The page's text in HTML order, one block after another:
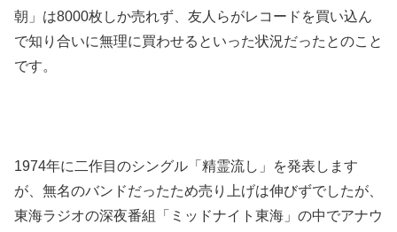
朝」は8000枚しか売れず、友人らがレコードを買い込ん
で知り合いに無理に買わせるといった状況だったとのこと
です。
1974年に二作目のシングル「精霊流し」を発表します
が、無名のバンドだったため売り上げは伸びずでしたが、
東海ラジオの深夜番組「ミッドナイト東海」の中でアナウ